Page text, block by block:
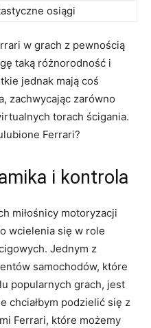
osiągi
w grach z pewnością
taką⁤ różnorodność i
jednak ⁤mają‌ coś
zachwycając zarówno
torach ‍ścigania.
Ferrari?
⁤i kontrola
miłośnicy motoryzacji
wcielenia się w role
Jednym ‍z
samochodów, ‌które
popularnych grach, jest
chciałbym ⁤podzielić się z
Ferrari, które możemy